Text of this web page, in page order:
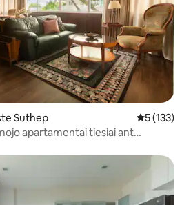
Suthep Vidutinis
5 (133)
apartamentai tiesiai ant